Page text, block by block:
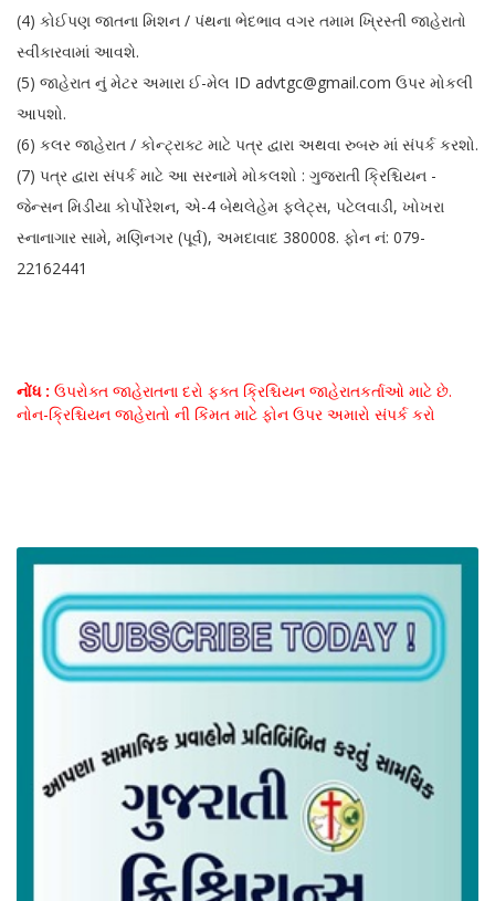
(4) કોઈપણ જાતના મિશન / પંથના ભેદભાવ વગર તમામ ખ્રિસ્તી જાહેરાતો
સ્વીકારવામાં આવશે.
(5) જાહેરાત નું મેટર અમારા ઈ-મેલ ID advtgc@gmail.com ઉપર મોકલી
આપશો.
(6) કલર જાહેરાત / કોન્ટ્રાક્ટ માટે પત્ર દ્વારા અથવા રુબરુ માં સંપર્ક કરશો.
(7) પત્ર દ્વારા સંપર્ક માટે આ સરનામે મોકલશો : ગુજરાતી ક્રિશ્ચિયન -
જેન્સન મિડીયા કોર્પોરેશન, એ-4 બેથલેહેમ ફ્લેટ્સ, પટેલવાડી, ખોખરા
સ્નાનાગાર સામે, મણિનગર (પૂર્વ), અમદાવાદ 380008. ફોન નં: 079-
22162441
નોંધ : ઉપરોક્ત જાહેરાતના દરો ફક્ત ક્રિશ્ચિયન જાહેરાતકર્તાઓ માટે છે.
નોન-ક્રિશ્ચિયન જાહેરાતો ની કિંમત માટે ફોન ઉપર અમારો સંપર્ક કરો